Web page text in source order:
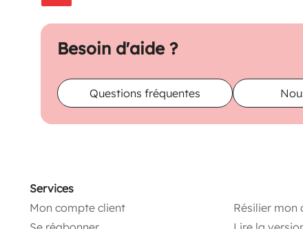
Besoin d'aide ?
Questions fréquentes
Services
Mon compte client
Résilier mon